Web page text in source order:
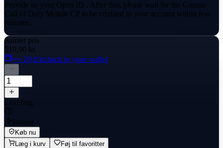
Provide us your Open ID . After that, please wait for the Garena
Call of Duty Mobile CP to be credited to your account within few
minutes.
Samlet pris
519,90 kr.
+≈ 20,8 kr.back to your wallet
Levering
Instant
Køb nu
Læg i kurv
Føj til favoritter